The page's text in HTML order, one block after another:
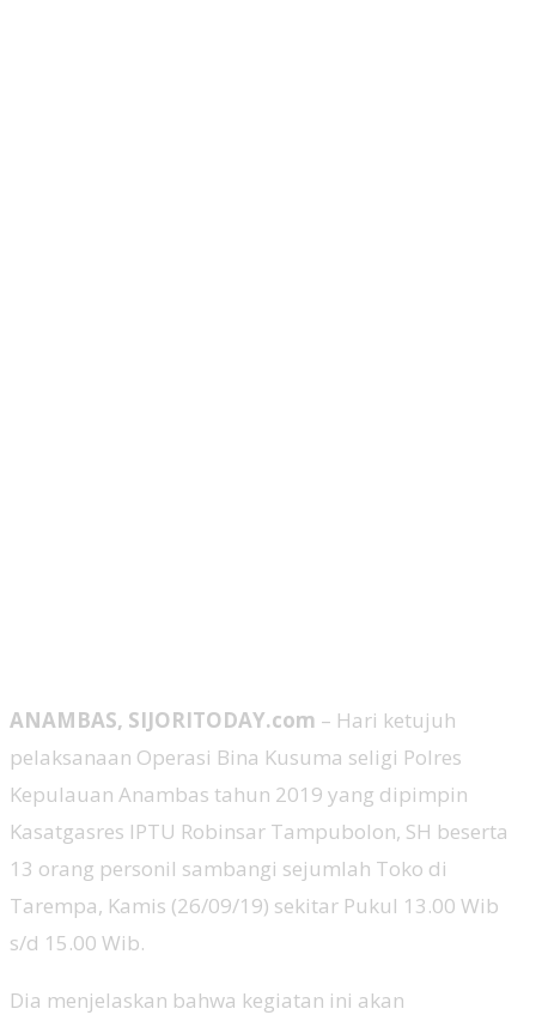
ANAMBAS, SIJORITODAY.com – Hari ketujuh
pelaksanaan Operasi Bina Kusuma seligi Polres
Kepulauan Anambas tahun 2019 yang dipimpin
Kasatgasres IPTU Robinsar Tampubolon, SH beserta
13 orang personil sambangi sejumlah Toko di
Tarempa, Kamis (26/09/19) sekitar Pukul 13.00 Wib
s/d 15.00 Wib.
Dia menjelaskan bahwa kegiatan ini akan